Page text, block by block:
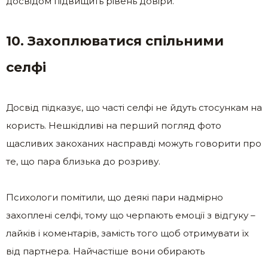
10. Захоплюватися спільними
селфі
Досвід підказує, що часті селфі не йдуть стосункам на
користь. Нешкідливі на перший погляд фото
щасливих закоханих насправді можуть говорити про
те, що пара близька до розриву.
Психологи помітили, що деякі пари надмірно
захоплені селфі, тому що черпають емоції з відгуку –
лайків і коментарів, замість того щоб отримувати їх
від партнера. Найчастіше вони обирають